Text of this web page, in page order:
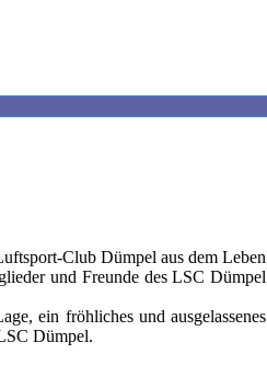
Club Dümpel aus dem Leben
und Freunde des LSC Dümpel
ein fröhliches und ausgelassenes
Dümpel.